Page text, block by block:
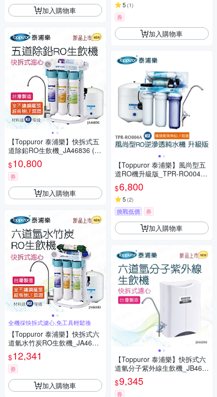
加入購物車
【Toppuror 泰浦樂】快拆式五
道除鉛RO生飲機_JA46836 (含
基本安裝)
$10,800
券
加入購物車
全機採快拆式濾心,免工具輕鬆換
【Toppuror 泰浦樂】快拆式六
道氫水竹炭RO生飲機_JA4684
3 (含基本安裝)
$12,341
券
加入購物車
5 (1)
券
加入購物車
【Toppuror 泰浦樂】風尚型五
道RO機升級版_TPR-RO004A
(不含基本安裝)
$6,800
5 (2)
挑戰低價 券
加入購物車
【Toppuror 泰浦樂】快拆式六
道氫分子紫外線生飲機_JB468
98 (含基本安裝)
$9,345
券